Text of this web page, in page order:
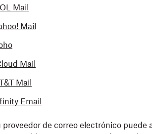
Mail
Mail
Mail
Mail
Email
proveedor de correo electrónico